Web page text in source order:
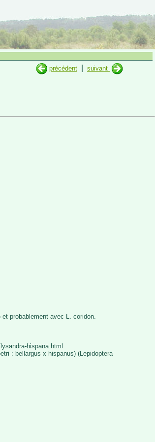
précédent
suivant
probablement avec L. coridon.
hispana.html
: bellargus x hispanus) (Lepidoptera